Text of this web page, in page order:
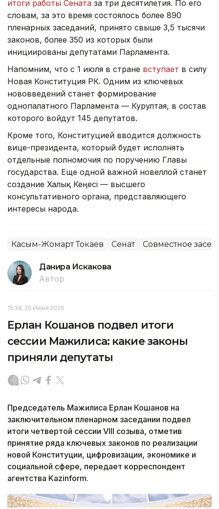
итоги работы Сената за три десятилетия. По его
словам, за это время состоялось более 890
пленарных заседаний, принято свыше 3,5 тысячи
законов, более 350 из которых были
инициированы депутатами Парламента.
Напомним, что с 1 июля в стране вступает в силу
Новая Конституция РК. Одним из ключевых
нововведений станет формирование
однопалатного Парламента — Курултая, в состав
которого войдут 145 депутатов.
Кроме того, Конституцией вводится должность
вице-президента, который будет исполнять
отдельные полномочия по поручению Главы
государства. Еще одной важной новеллой станет
создание Халық Кеңесі — высшего
консультативного органа, представляющего
интересы народа.
Касым-Жомарт Токаев Сенат Совместное
Данира Искакова
Автор
15:38, 26 Июня 2026
Ерлан Кошанов подвел итоги
сессии Мажилиса: какие законы
приняли депутаты
Председатель Мажилиса Ерлан Кошанов на
заключительном пленарном заседании подвел
итоги четвертой сессии VIII созыва, отметив
принятие ряда ключевых законов по реализации
новой Конституции, цифровизации, экономике и
социальной сфере, передает корреспондент
агентства Kazinform.